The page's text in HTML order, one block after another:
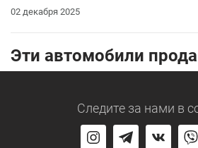
02 декабря 2025
Эти автомобили
Следите за нами в